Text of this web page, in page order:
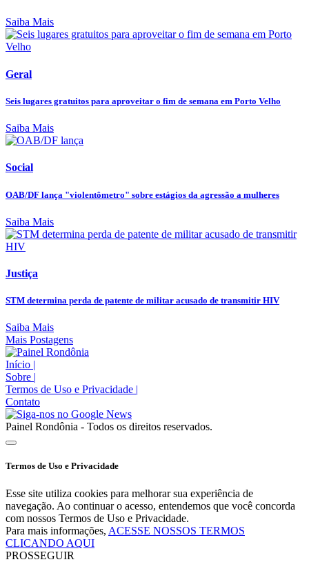
Saiba Mais
Geral
Seis lugares gratuitos para aproveitar o fim de semana em Porto Velho
Saiba Mais
Social
OAB/DF lança "violentômetro" sobre estágios da agressão a mulheres
Saiba Mais
Justiça
STM determina perda de patente de militar acusado de transmitir HIV
Saiba Mais
Mais Postagens
Início |
Sobre |
Termos de Uso e Privacidade |
Contato
Painel Rondônia - Todos os direitos reservados.
Termos de Uso e Privacidade
Esse site utiliza cookies para melhorar sua experiência de
navegação. Ao continuar o acesso, entendemos que você concorda
com nossos Termos de Uso e Privacidade.
Para mais informações, ACESSE NOSSOS TERMOS
CLICANDO AQUI
PROSSEGUIR